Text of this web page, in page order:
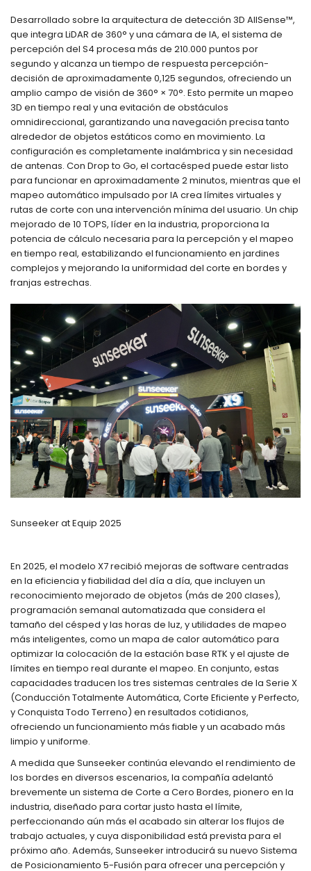
Desarrollado sobre la arquitectura de detección 3D AllSense™,
que integra LiDAR de 360° y una cámara de IA, el sistema de
percepción del S4 procesa más de 210.000 puntos por
segundo y alcanza un tiempo de respuesta percepción-
decisión de aproximadamente 0,125 segundos, ofreciendo un
amplio campo de visión de 360° × 70°. Esto permite un mapeo
3D en tiempo real y una evitación de obstáculos
omnidireccional, garantizando una navegación precisa tanto
alrededor de objetos estáticos como en movimiento. La
configuración es completamente inalámbrica y sin necesidad
de antenas. Con Drop to Go, el cortacésped puede estar listo
para funcionar en aproximadamente 2 minutos, mientras que el
mapeo automático impulsado por IA crea límites virtuales y
rutas de corte con una intervención mínima del usuario. Un chip
mejorado de 10 TOPS, líder en la industria, proporciona la
potencia de cálculo necesaria para la percepción y el mapeo
en tiempo real, estabilizando el funcionamiento en jardines
complejos y mejorando la uniformidad del corte en bordes y
franjas estrechas.
Sunseeker at Equip 2025
En 2025, el modelo X7 recibió mejoras de software centradas
en la eficiencia y fiabilidad del día a día, que incluyen un
reconocimiento mejorado de objetos (más de 200 clases),
programación semanal automatizada que considera el
tamaño del césped y las horas de luz, y utilidades de mapeo
más inteligentes, como un mapa de calor automático para
optimizar la colocación de la estación base RTK y el ajuste de
límites en tiempo real durante el mapeo. En conjunto, estas
capacidades traducen los tres sistemas centrales de la Serie X
(Conducción Totalmente Automática, Corte Eficiente y Perfecto,
y Conquista Todo Terreno) en resultados cotidianos,
ofreciendo un funcionamiento más fiable y un acabado más
limpio y uniforme.
A medida que Sunseeker continúa elevando el rendimiento de
los bordes en diversos escenarios, la compañía adelantó
brevemente un sistema de Corte a Cero Bordes, pionero en la
industria, diseñado para cortar justo hasta el límite,
perfeccionando aún más el acabado sin alterar los flujos de
trabajo actuales, y cuya disponibilidad está prevista para el
próximo año. Además, Sunseeker introducirá su nuevo Sistema
de Posicionamiento 5-Fusión para ofrecer una percepción y